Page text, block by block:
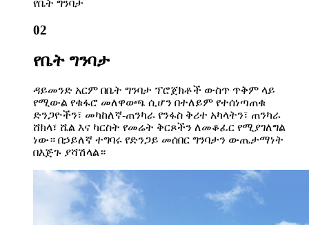
የቤት ግንባታ
02
የቤት ግንባታ
ዳይመንድ አርም በቤት ግንባታ ፕሮጀክቶች ውስጥ ጥቅም ላይ
የሚውል የቁፋሮ መለዋወጫ ሲሆን በተለይም የተሰነጣጠቁ
ድንጋዮችን፣ መካከለኛ-ጠንካራ የንፋስ ቅሪተ አካላትን፣ ጠንካራ
ሸክላ፣ ሼል እና ካርስት የመሬት ቅርጾችን ለመቆፈር የሚያገለግል
ነው። በኃይለኛ ተግባሩ የድንጋይ መሰበር ግንባታን ውጤታማነት
በእጅጉ ያሻሽላል።